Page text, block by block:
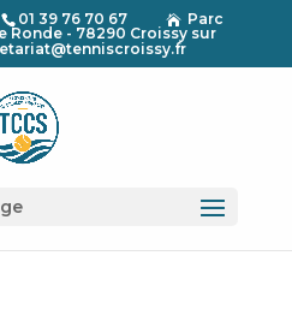
01 39 76 70 67  Parc
Ronde - 78290 Croissy sur